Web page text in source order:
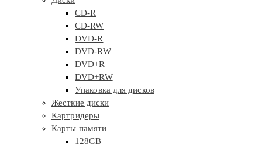
CD-R
CD-RW
DVD-R
DVD-RW
DVD+R
DVD+RW
Упаковка для дисков
Жесткие диски
Картридеры
Карты памяти
128GB